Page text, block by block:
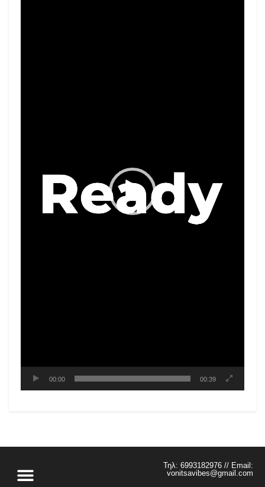
00:00 00:39
Τηλ: 6993182976 // Email:
vonitsavibes@gmail.com